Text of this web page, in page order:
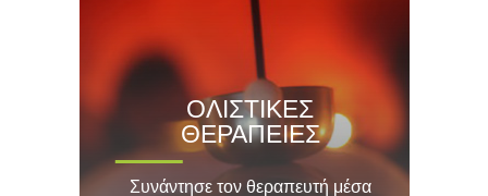
ΟΛΙΣΤΙΚΕΣ
ΘΕΡΑΠΕΙΕΣ
Συνάντησε τον θεραπευτή μέσα